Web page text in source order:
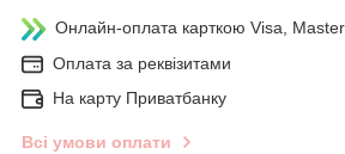
Онлайн-оплата карткою Visa,
Оплата за реквізитами
На карту Приватбанку
Всі умови оплати